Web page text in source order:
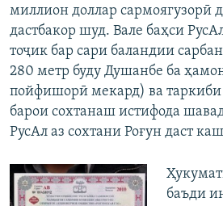
миллион доллар сармоягузорӣ
дастбакор шуд. Вале баҳси
тоҷик бар сари баландии
280 метр буду Душанбе ба
пойфишорӣ мекард) ва таркиби
барои сохтанаш истифода
РусАл аз сохтани Роғун даст
баъди